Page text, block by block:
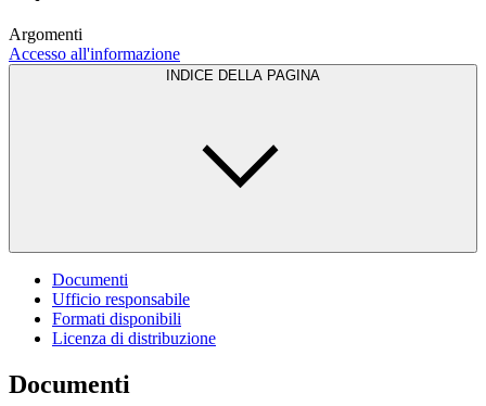
Argomenti
Accesso all'informazione
INDICE DELLA PAGINA
Documenti
Ufficio responsabile
Formati disponibili
Licenza di distribuzione
Documenti